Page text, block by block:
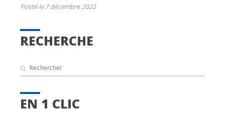
RECHERCHE
EN 1 CLIC
Posté le 7 décembre 2022